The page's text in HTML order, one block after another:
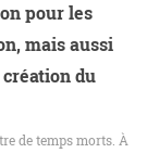
pour les
mais aussi
création du
de temps morts. À